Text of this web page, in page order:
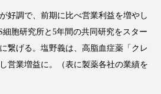
ストレス スパ
好調で、前期に比べ営業利益を増やし
細胞研究所と5年間の共同研究をスター
繋げる。塩野義は、高脂血症薬「クレ
営業増益に。（表に製薬各社の業績を